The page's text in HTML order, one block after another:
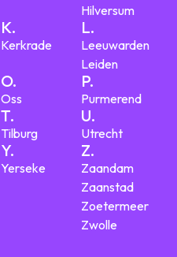
Hilversum
K.
Kerkrade
L.
Leeuwarden
Leiden
O.
Oss
P.
Purmerend
T.
Tilburg
U.
Utrecht
Y.
Yerseke
Z.
Zaandam
Zaanstad
Zoetermeer
Zwolle